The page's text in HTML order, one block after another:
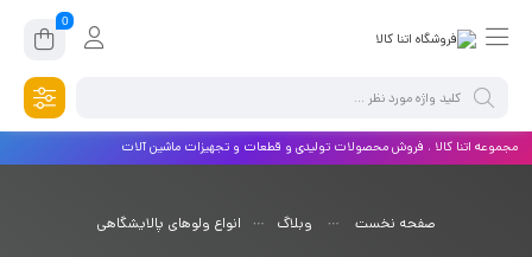
0
مجموعه اتنا کالا ، فروش محصولات تولیدی و قطعات و تجهیزات ماشین آلات
صفحه نخست وبلاگ انواع ولوهای پالایشگاهی